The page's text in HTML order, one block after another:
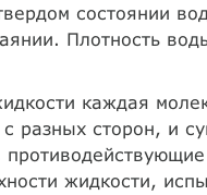
состоянии
Плотность
каждая
разных сторон, и
жидкости,